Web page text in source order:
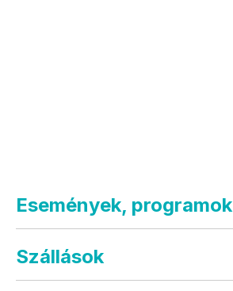
Események, programok
Szállások